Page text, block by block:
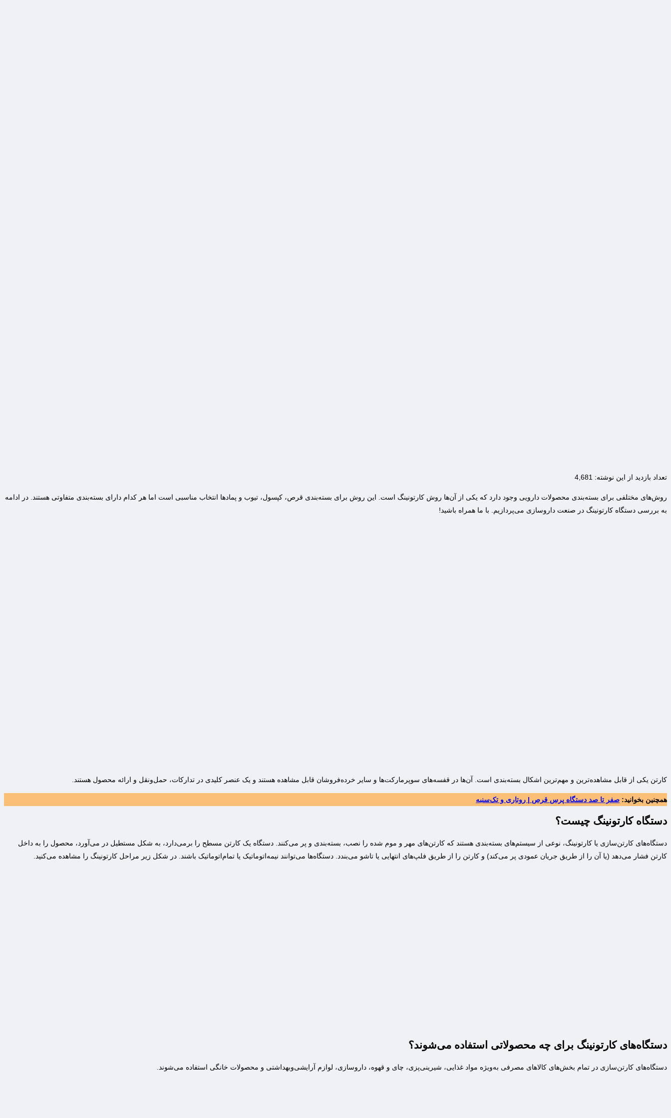
تعداد بازدید از این نوشته: 4,681
روش‌های مختلفی برای بسته‌بندی محصولات دارویی وجود دارد که یکی از آن‌ها روش کارتونینگ است. این روش برای بسته‌بندی قرص، کپسول، تیوب و پمادها انتخاب مناسبی است اما هر کدام دارای بسته‌بندی متفاوتی هستند. در ادامه
به بررسی دستگاه کارتونینگ در صنعت داروسازی می‌پردازیم. با ما همراه باشید!
کارتن یکی از قابل مشاهده‌ترین و مهم‌ترین اشکال بسته‌بندی است. آن‌ها در قفسه‌های سوپرمارکت‌ها و سایر خرده‌فروشان قابل مشاهده هستند و یک عنصر کلیدی در تدارکات، حمل‌و‌نقل و ارائه محصول هستند.
همچنین بخوانید: صفر تا صد دستگاه پرس قرص | روتاری و تک‌سنبه
دستگاه کارتونینگ چیست؟
دستگاه‌های کارتن‌سازی یا کارتونینگ، نوعی از سیستم‌های بسته‌بندی‌ هستند که کارتن‌های مهر و موم شده را نصب، بسته‌بندی و پر می‌کنند. دستگاه یک کارتن مسطح را برمی‌دارد، به شکل مستطیل در می‌آورد، محصول را به داخل
کارتن فشار می‌دهد (یا آن را از طریق جریان عمودی پر می‌کند) و کارتن را از طریق فلپ‌های انتهایی یا تاشو می‌بندد. دستگاه‌ها می‌توانند نیمه‌اتوماتیک یا تمام‌اتوماتیک باشند. در شکل زیر مراحل کارتونینگ را مشاهده می‌کنید.
دستگاه‌های کارتونینگ برای چه محصولاتی استفاده می‌شوند؟
دستگاه‌های کارتن‌سازی در تمام بخش‌های کالاهای مصرفی به‌ویژه مواد غذایی، شیرینی‌پزی، چای و قهوه، داروسازی، لوازم آرایشی‌و‌بهداشتی و محصولات خانگی استفاده می‌شوند.